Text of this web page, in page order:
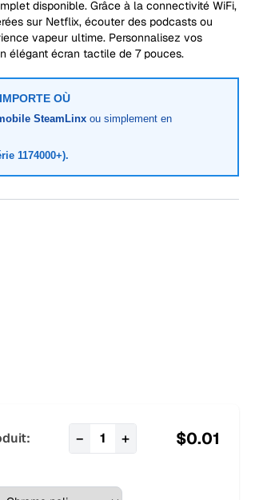
disponible. Grâce à la connectivité WiFi,
sur Netflix, écouter des podcasts ou
vapeur ultime. Personnalisez vos
élégant écran tactile de 7 pouces.
OÙ
SteamLinx ou simplement en
1174000+).
− 1 + $0.01